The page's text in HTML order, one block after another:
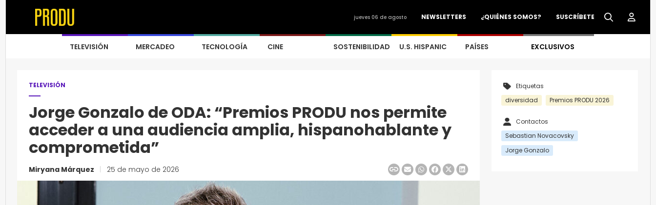
SUSCRÍBETE
¿QUIÉNES SOMOS?
NEWSLETTERS
jueves 06 de agosto
TELEVISIÓN MERCADEO TECNOLOGÍA CINE SOSTENIBILIDAD U.S. HISPANIC PAÍSES EXCLUSIVOS
TELEVISIÓN
Jorge Gonzalo de ODA: “Premios PRODU nos permite
acceder a una audiencia amplia, hispanohablante y
comprometida”
Miryana Márquez 25 de mayo de 2026
Etiquetas
diversidad
Premios PRODU 2026
Contactos
Sebastian Novacovsky
Jorge Gonzalo